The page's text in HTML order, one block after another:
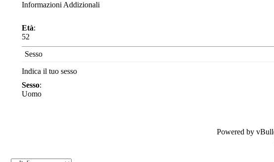
Informazioni Addizionali
Età:
52
Sesso
Indica il tuo sesso
Sesso:
Uomo
Powered by